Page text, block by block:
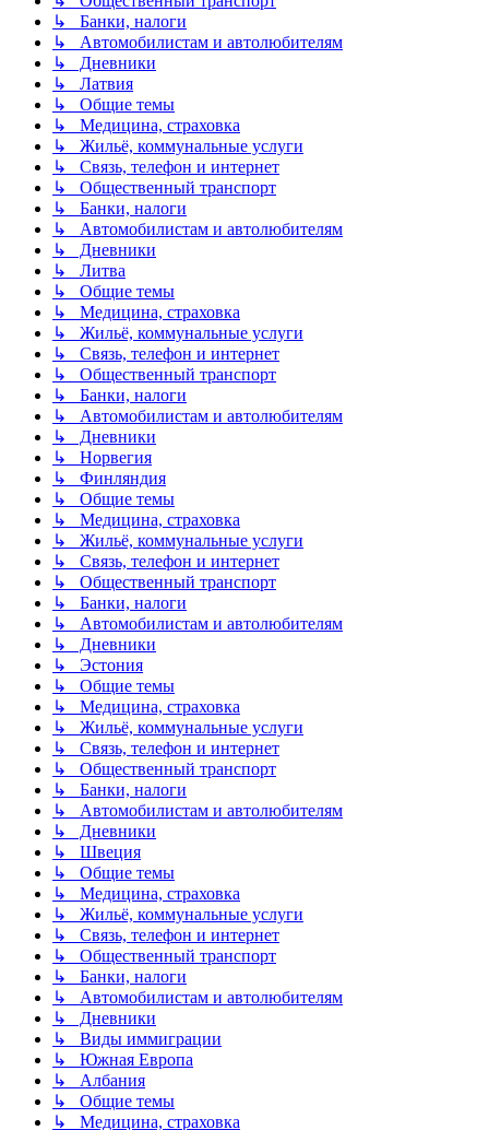
↳ Банки, налоги
↳ Автомобилистам и автолюбителям
↳ Дневники
↳ Латвия
↳ Общие темы
↳ Медицина, страховка
↳ Жильё, коммунальные услуги
↳ Связь, телефон и интернет
↳ Общественный транспорт
↳ Банки, налоги
↳ Автомобилистам и автолюбителям
↳ Дневники
↳ Литва
↳ Общие темы
↳ Медицина, страховка
↳ Жильё, коммунальные услуги
↳ Связь, телефон и интернет
↳ Общественный транспорт
↳ Банки, налоги
↳ Автомобилистам и автолюбителям
↳ Дневники
↳ Норвегия
↳ Финляндия
↳ Общие темы
↳ Медицина, страховка
↳ Жильё, коммунальные услуги
↳ Связь, телефон и интернет
↳ Общественный транспорт
↳ Банки, налоги
↳ Автомобилистам и автолюбителям
↳ Дневники
↳ Эстония
↳ Общие темы
↳ Медицина, страховка
↳ Жильё, коммунальные услуги
↳ Связь, телефон и интернет
↳ Общественный транспорт
↳ Банки, налоги
↳ Автомобилистам и автолюбителям
↳ Дневники
↳ Швеция
↳ Общие темы
↳ Медицина, страховка
↳ Жильё, коммунальные услуги
↳ Связь, телефон и интернет
↳ Общественный транспорт
↳ Банки, налоги
↳ Автомобилистам и автолюбителям
↳ Дневники
↳ Виды иммиграции
↳ Южная Европа
↳ Албания
↳ Общие темы
↳ Медицина, страховка